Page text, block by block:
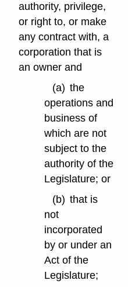
authority, privilege,
or right to, or make
any contract with, a
corporation that is
an owner and
(a) the
operations and
business of
which are not
subject to the
authority of the
Legislature; or
(b) that is
not
incorporated
by or under an
Act of the
Legislature;